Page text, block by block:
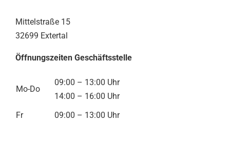
Mittelstraße 15
32699 Extertal
Öffnungszeiten Geschäftsstelle
Mo-Do
09:00 – 13:00 Uhr
14:00 – 16:00 Uhr
Fr
09:00 – 13:00 Uhr